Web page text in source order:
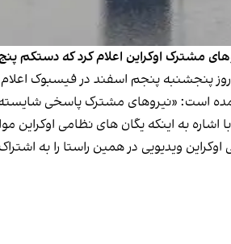
مشترک اوکراین اعلام کرد که دستکم
پنجشنبه پنجم اسفند در فیسبوک
آمده است: «نیروهای مشترک پاسخی
با اشاره به اینکه یگان های نظامی
اوکراین ویدیویی در همین راستا را به